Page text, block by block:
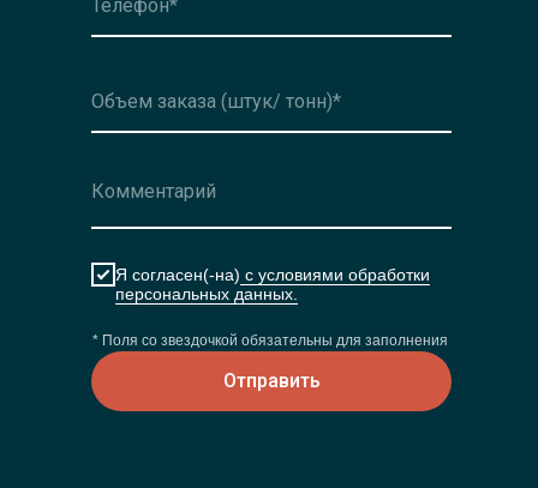
* Поля со звездочкой обязательны для заполнения
Я согласен(-на) с условиями обработки
персональных данных.
Отправить